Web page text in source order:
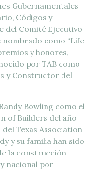
Gubernamentales
Códigos y
del Comité Ejecutivo
nombrado como “Life
y honores,
por TAB como
y Constructor del
Bowling como el
of Builders del año
Texas Association
y su familia han sido
la construcción
nacional por